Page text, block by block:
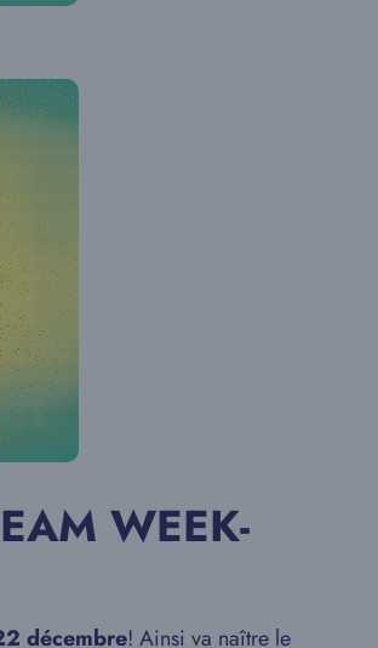
WEEK-
décembre! Ainsi va naître le